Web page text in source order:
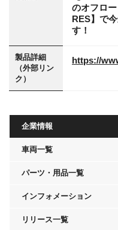
のオフロ
RES】で
す！
製品詳細
（外部リン
ク）
https://
企業情報
車両一覧
パーツ・用品一覧
インフォメーション
リリース一覧